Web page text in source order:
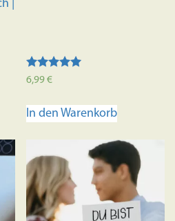
|
Bewertet mit
5.00
6,99€
In den Warenkorb